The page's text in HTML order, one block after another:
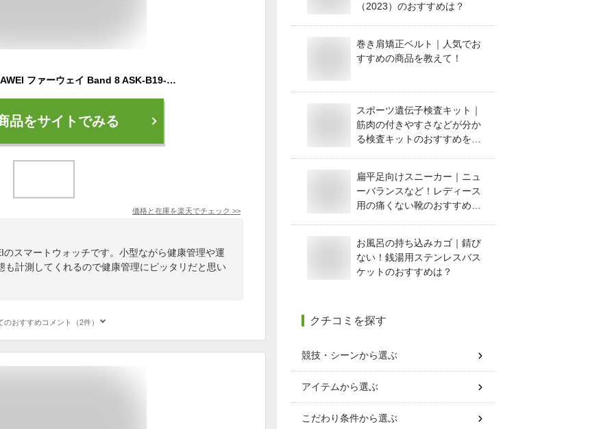
スマートウォッチ HUAWEI ファーウェイ Band 8 ASK-B19-BK送料無料 防水 健康管理 運動 時計 腕時計 ランニング 心拍数 睡眠モニタリング 血中酸素 万歩計 ロングバッテリー 高精度睡眠測定 ギフト【B】
品をサイトでみる
価格と在庫を楽天でチェック >>
スマートウォッチです。小型ながら健康管理や運
も計測してくれるので健康管理にピッタリだと思い
のおすすめコメント（2件）
（2023）のおすすめは？
巻き肩矯正ベルト｜人気でお
すすめの商品を教えて！
スポーツ遺伝子検査キット｜
筋肉の付きやすさなどが分か
る検査キットのおすすめを教
扁平足向けスニーカー｜ニュ
ーバランスなど！レディース
用の痛くない靴のおすすめ
お風呂の持ち込みカゴ｜錆び
ない！銭湯用ステンレスバス
ケットのおすすめは？
クチコミを探す
競技・シーンから選ぶ
アイテムから選ぶ
こだわり条件から選ぶ